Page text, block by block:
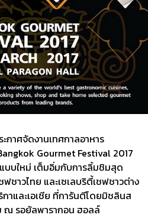
าศจัดงานเทศกาลอาหาร
Gourmet Festival 2017
บบใหม่ เต็มอิ่มกับการลิ้มชิมสุด
ชาวไทย และเซเลบริตี้เชฟชาวต่าง
าและเอเชีย ที่การันตีโดยมิชลินส
ณ รอยัลพารากอน ฮอลล์